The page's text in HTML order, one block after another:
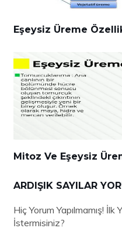
Eşeysiz Üreme
Mitoz Ve Eşeysiz
ARDIŞIK SAYILAR
Hiç Yorum Yapılmamış! İlk
İstermisiniz?